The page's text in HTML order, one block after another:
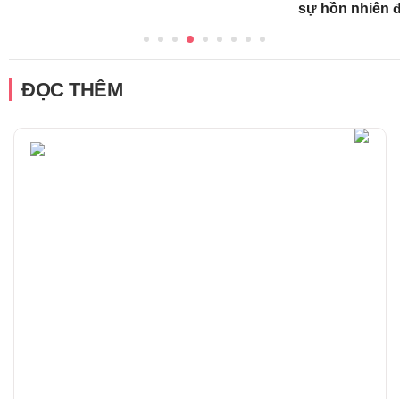
sự hồn nhiên
ĐỌC THÊM